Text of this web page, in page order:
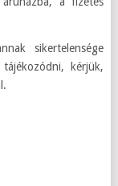
sikertelensége
kérjük,